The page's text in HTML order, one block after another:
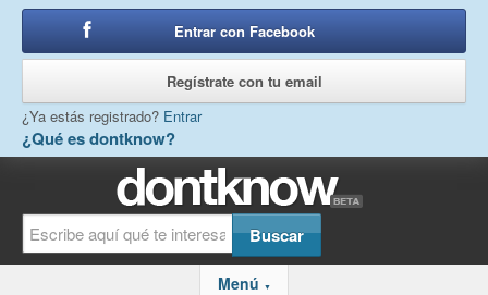
¿Qué es dontknow?
Entrar con Facebook
Regístrate con tu email
¿Ya estás registrado? Entrar
Menú ▼